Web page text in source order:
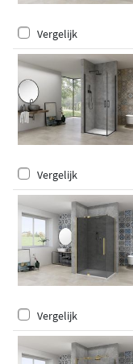
Vergelijk
Vergelijk
Vergelijk